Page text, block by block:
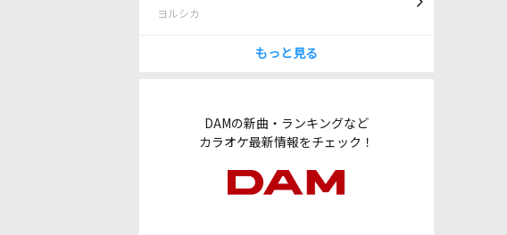
ヨルシカ
もっと見る
DAMの新曲・ランキングなど
カラオケ最新情報をチェック！